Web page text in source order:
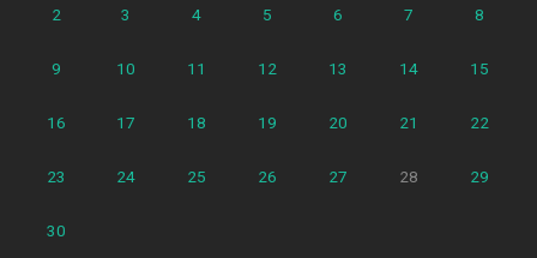
2 3 4 5 6 7 8
9 10 11 12 13 14 15
16 17 18 19 20 21 22
23 24 25 26 27 28 29
30